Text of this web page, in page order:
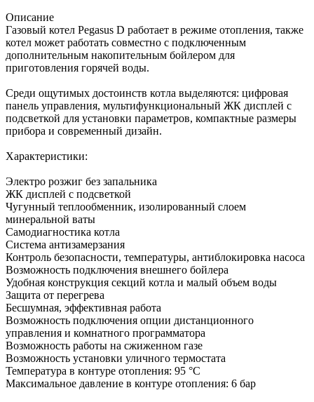
Описание
Газовый котел Pegasus D работает в режиме отопления, также
котел может работать совместно с подключенным
дополнительным накопительным бойлером для
приготовления горячей воды.
Среди ощутимых достоинств котла выделяются: цифровая
панель управления, мультифункциональный ЖК дисплей с
подсветкой для установки параметров, компактные размеры
прибора и современный дизайн.
Характеристики:
Электро розжиг без запальника
ЖК дисплей с подсветкой
Чугунный теплообменник, изолированный слоем
минеральной ваты
Самодиагностика котла
Система антизамерзания
Контроль безопасности, температуры, антиблокировка насоса
Возможность подключения внешнего бойлера
Удобная конструкция секций котла и малый объем воды
Защита от перегрева
Бесшумная, эффективная работа
Возможность подключения опции дистанционного
управления и комнатного программатора
Возможность работы на сжиженном газе
Возможность установки уличного термостата
Температура в контуре отопления: 95 °С
Максимальное давление в контуре отопления: 6 бар